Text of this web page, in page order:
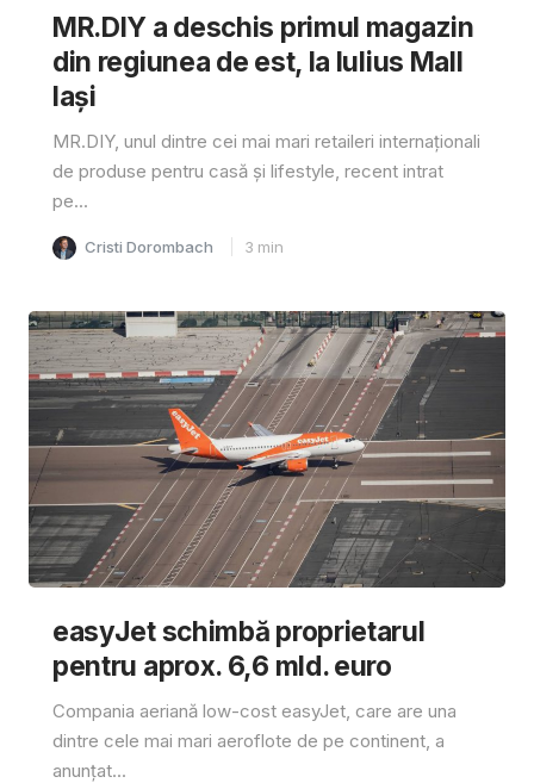
MR.DIY a deschis primul magazin
din regiunea de est, la Iulius Mall
Iași
MR.DIY, unul dintre cei mai mari retaileri internaționali
de produse pentru casă și lifestyle, recent intrat
pe...
Cristi Dorombach 3 min
easyJet schimbă proprietarul
pentru aprox. 6,6 mld. euro
Compania aeriană low-cost easyJet, care are una
dintre cele mai mari aeroflote de pe continent, a
anunțat...